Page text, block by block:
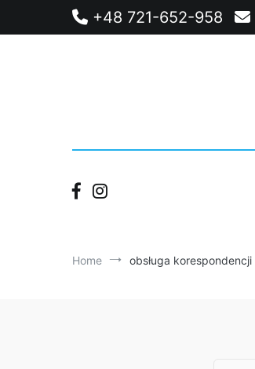
+48 721-652-958
Home obsługa korespondencji